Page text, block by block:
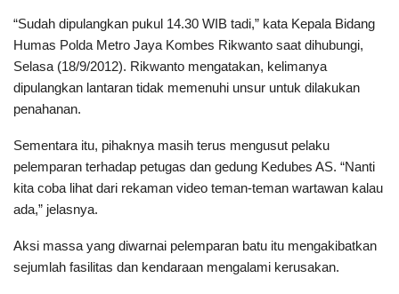
“Sudah dipulangkan pukul 14.30 WIB tadi,” kata Kepala Bidang
Humas Polda Metro Jaya Kombes Rikwanto saat dihubungi,
Selasa (18/9/2012). Rikwanto mengatakan, kelimanya
dipulangkan lantaran tidak memenuhi unsur untuk dilakukan
penahanan.
Sementara itu, pihaknya masih terus mengusut pelaku
pelemparan terhadap petugas dan gedung Kedubes AS. “Nanti
kita coba lihat dari rekaman video teman-teman wartawan kalau
ada,” jelasnya.
Aksi massa yang diwarnai pelemparan batu itu mengakibatkan
sejumlah fasilitas dan kendaraan mengalami kerusakan.